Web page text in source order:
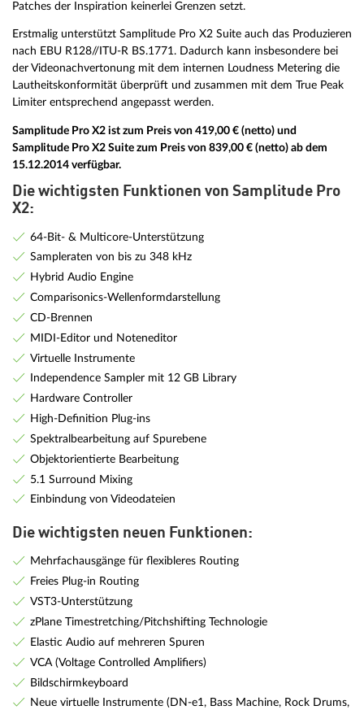
Patches der Inspiration keinerlei Grenzen setzt.
Erstmalig unterstützt Samplitude Pro X2 Suite auch das Produzieren
nach EBU R128//ITU-R BS.1771. Dadurch kann insbesondere bei
der Videonachvertonung mit dem internen Loudness Metering die
Lautheitskonformität überprüft und zusammen mit dem True Peak
Limiter entsprechend angepasst werden.
Samplitude Pro X2 ist zum Preis von 419,00 € (netto) und
Samplitude Pro X2 Suite zum Preis von 839,00 € (netto) ab dem
15.12.2014 verfügbar.
Die wichtigsten Funktionen von Samplitude Pro
X2:
64-Bit- & Multicore-Unterstützung
Sampleraten von bis zu 348 kHz
Hybrid Audio Engine
Comparisonics-Wellenformdarstellung
CD-Brennen
MIDI-Editor und Noteneditor
Virtuelle Instrumente
Independence Sampler mit 12 GB Library
Hardware Controller
High-Definition Plug-ins
Spektralbearbeitung auf Spurebene
Objektorientierte Bearbeitung
5.1 Surround Mixing
Einbindung von Videodateien
Die wichtigsten neuen Funktionen:
Mehrfachausgänge für flexibleres Routing
Freies Plug-in Routing
VST3-Unterstützung
zPlane Timestretching/Pitchshifting Technologie
Elastic Audio auf mehreren Spuren
VCA (Voltage Controlled Amplifiers)
Bildschirmkeyboard
Neue virtuelle Instrumente (DN-e1, Bass Machine, Rock Drums,